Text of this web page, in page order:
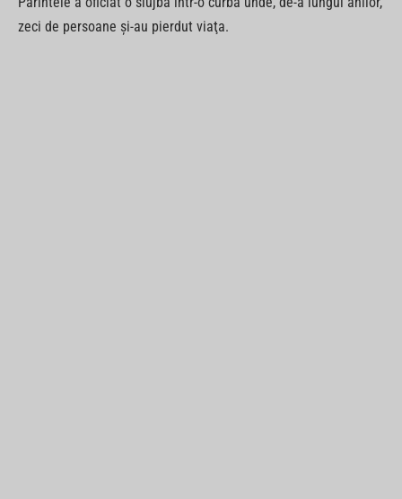
zeci de persoane şi-au pierdut viaţa.